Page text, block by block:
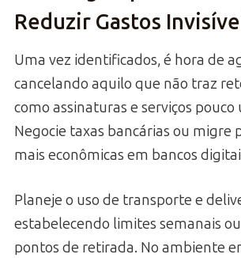
Reduzir Gastos
Uma vez identificados, é hora de
cancelando aquilo que não traz
como assinaturas e serviços pouco
Negocie taxas bancárias ou migre
mais econômicas em bancos
Planeje o uso de transporte e
estabelecendo limites semanais
pontos de retirada. No ambiente